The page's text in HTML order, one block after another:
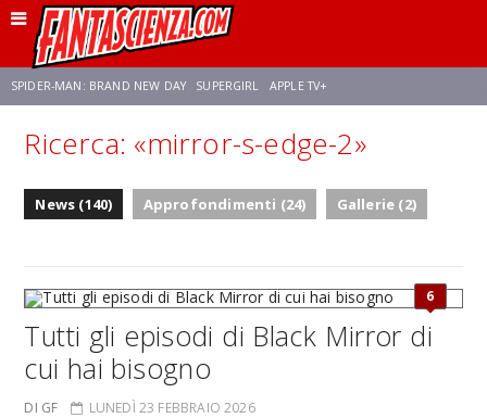
SPIDER-MAN: BRAND NEW DAY SUPERGIRL APPLE TV+
FRANCO RICCIARDIELLO ZENDAYA AVENGERS: DOOMSDAY
Ricerca: «mirror-s-edge-2»
News (140) Approfondimenti (24) Gallerie (2)
6
Tutti gli episodi di Black Mirror di
cui hai bisogno
DI GF LUNEDÌ 23 FEBBRAIO 2026